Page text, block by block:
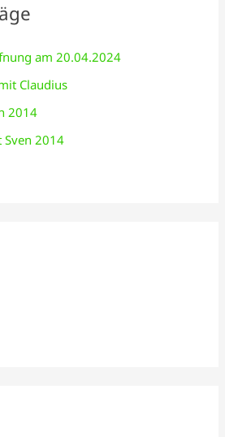
am 20.04.2024
Claudius
2014
2014